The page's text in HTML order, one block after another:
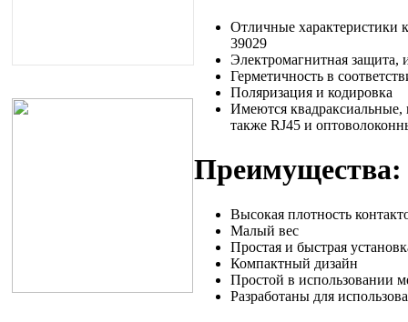
Отличные характеристики
39029
Электромагнитная
Герметичность в
Поляризация и кодировка
Имеются квадраксиальные,
также RJ45 и
Преимущества:
Высокая плотность
Малый вес
Простая и быстрая
Компактный дизайн
Простой в использовании
Разработаны для